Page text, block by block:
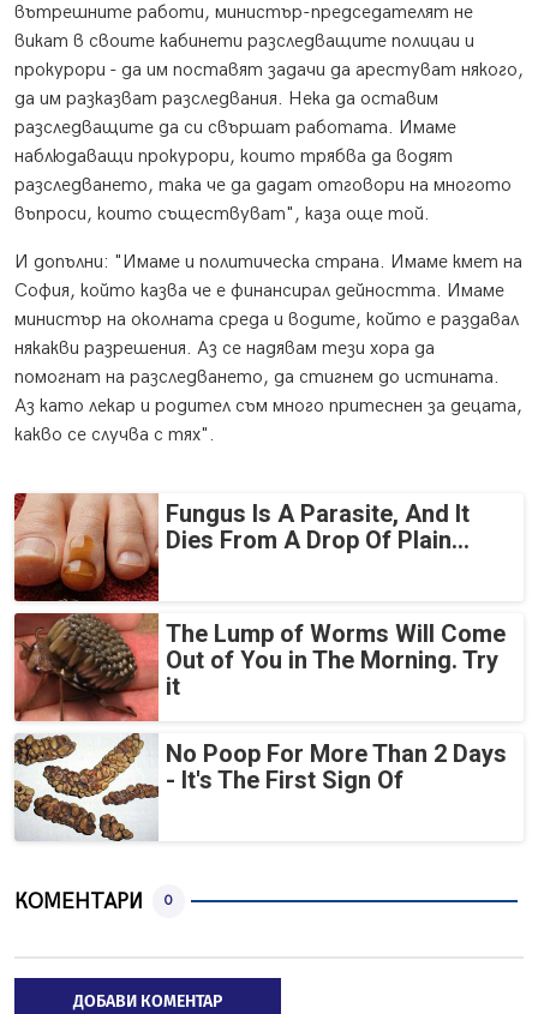
вътрешните работи, министър-председателят не
викат в своите кабинети разследващите полицаи и
прокурори - да им поставят задачи да арестуват някого,
да им разказват разследвания. Нека да оставим
разследващите да си свършат работата. Имаме
наблюдаващи прокурори, които трябва да водят
разследването, така че да дадат отговори на многото
въпроси, които съществуват", каза още той.
И допълни: "Имаме и политическа страна. Имаме кмет на
София, който казва че е финансирал дейността. Имаме
министър на околната среда и водите, който е раздавал
някакви разрешения. Аз се надявам тези хора да
помогнат на разследването, да стигнем до истината.
Аз като лекар и родител съм много притеснен за децата,
какво се случва с тях".
Fungus Is A Parasite, And It
Dies From A Drop Of Plain...
The Lump of Worms Will Come
Out of You in The Morning. Try
it
No Poop For More Than 2 Days
- It's The First Sign Of
КОМЕНТАРИ 0
ДОБАВИ КОМЕНТАР